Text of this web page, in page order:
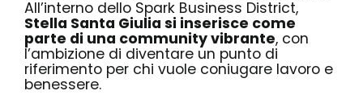
All’interno dello Spark Business District,
Stella Santa Giulia si inserisce come
parte di una community vibrante, con
l’ambizione di diventare un punto di
riferimento per chi vuole coniugare lavoro e
benessere.